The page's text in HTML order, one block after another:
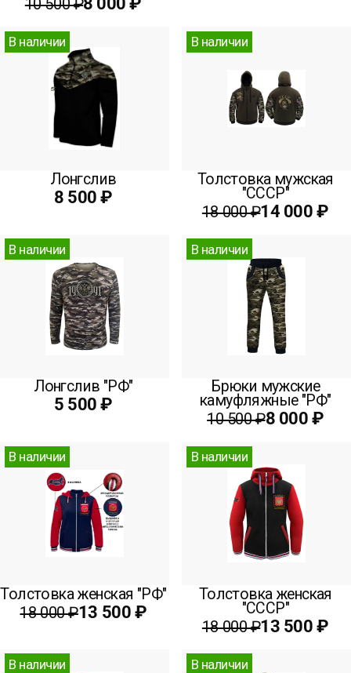
10 500 ₽
В наличии
Лонгслив
8 500 ₽
В наличии
Толстовка мужская
"СССР"
18 000 ₽14 000 ₽
В наличии
Лонгслив "РФ"
5 500 ₽
В наличии
Брюки мужские
камуфляжные "РФ"
10 500 ₽8 000 ₽
В наличии
Толстовка женская "РФ"
18 000 ₽13 500 ₽
В наличии
Толстовка женская
"СССР"
18 000 ₽13 500 ₽
В наличии В наличии